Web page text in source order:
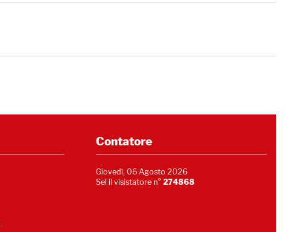
Contatore
Giovedì, 06 Agosto 2026
Sel il visistatore n° 274868